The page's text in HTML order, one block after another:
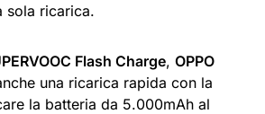
sola ricarica.
Flash Charge, OPPO
una ricarica rapida con la
la batteria da 5.000mAh al